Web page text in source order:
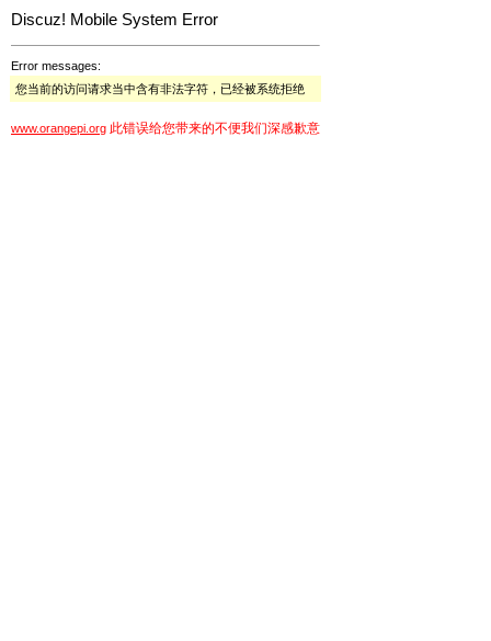
Discuz! Mobile System Error
Error messages:
您当前的访问请求当中含有非法字符，已经被系统拒绝
www.orangepi.org 此错误给您带来的不便我们深感歉意